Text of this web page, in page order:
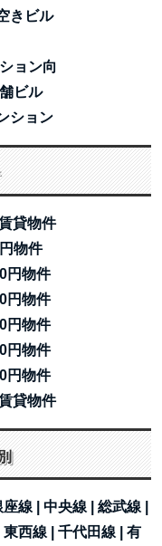
きビル
ョン向
ビル
ション
貸物件
物件
円物件
円物件
円物件
円物件
円物件
貸物件
線 | 中央線 | 総武線 |
東西線 | 千代田線 | 有